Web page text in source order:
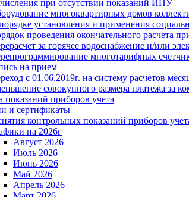
при отсутствии показаний ИПУ
многоквартирных домов
установления и применения
проведения окончательного расчета
за горячее водоснабжение и/или
многотарифных
на прием
с 01.06.2019г. на систему расчетов
совокупного размера платежа за
показаний приборов учета
и сертификаты
контрольных показаний приборов
на 2026г
Август 2026
Июль 2026
Июнь 2026
Май 2026
Апрель 2026